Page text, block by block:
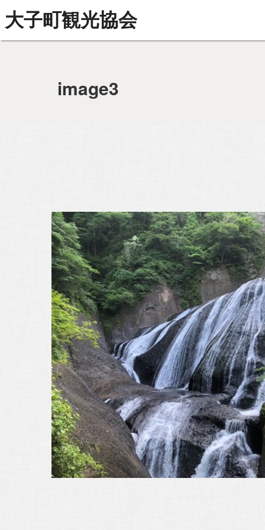
大子町観光協会
image3